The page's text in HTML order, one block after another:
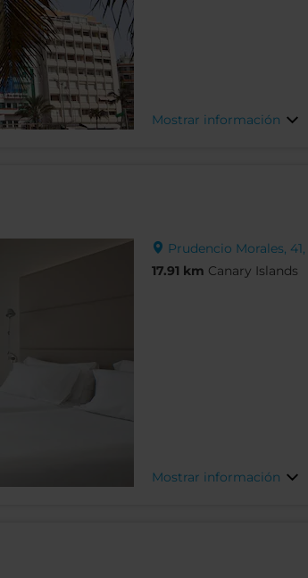
Mostrar información
Prudencio Morales,
17.91 km Canary Islands
Mostrar información